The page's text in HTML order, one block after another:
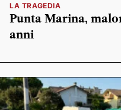
LA TRAGEDIA
Punta Marina,
anni